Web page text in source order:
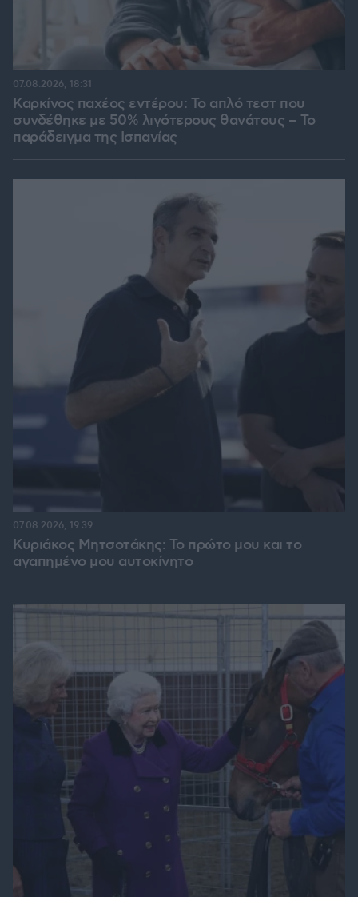
Καρκίνος παχέος εντέρου: Το απλό τεστ που
συνδέθηκε με 50% λιγότερους θανάτους – Το
παράδειγμα της Ισπανίας
07.08.2026, 18:31
Κυριάκος Μητσοτάκης: Το πρώτο μου και το
αγαπημένο μου αυτοκίνητο
07.08.2026, 19:39